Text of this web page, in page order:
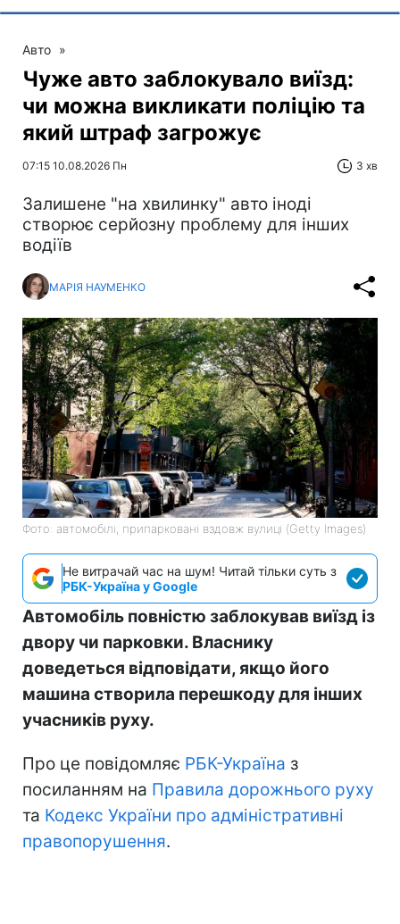
Авто »
Чуже авто заблокувало виїзд:
чи можна викликати поліцію та
який штраф загрожує
07:15 10.08.2026 Пн 3 хв
Залишене "на хвилинку" авто іноді
створює серйозну проблему для інших
водіїв
МАРІЯ НАУМЕНКО
Фото: автомобілі, припарковані вздовж вулиці (Getty Images)
Не витрачай час на шум! Читай тільки суть з
РБК-Україна у Google
Автомобіль повністю заблокував виїзд із
двору чи парковки. Власнику
доведеться відповідати, якщо його
машина створила перешкоду для інших
учасників руху.
Про це повідомляє РБК-Україна з
посиланням на Правила дорожнього руху
та Кодекс України про адміністративні
правопорушення.